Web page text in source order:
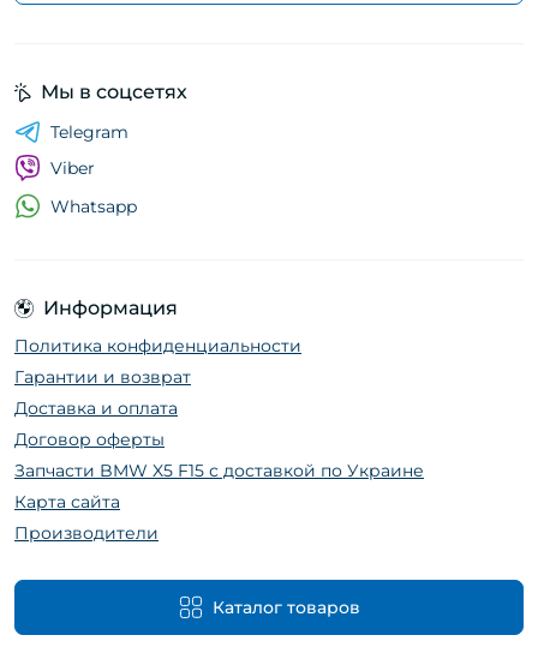
Информация
Политика конфиденциальности
Гарантии и возврат
Доставка и оплата
Договор оферты
Запчасти BMW X5 F15 с доставкой по Украине
Карта сайта
Производители
Каталог товаров
Мы в соцсетях
Telegram
Viber
Whatsapp